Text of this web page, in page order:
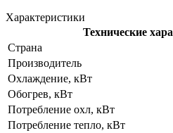
Характеристики
Технические
Страна
Производитель
Охлаждение, кВт
Обогрев, кВт
Потребление охл, кВт
Потребление тепло, кВт